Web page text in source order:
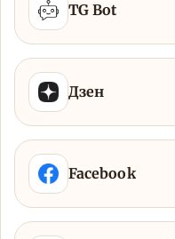
TG Bot
Дзен
Facebook